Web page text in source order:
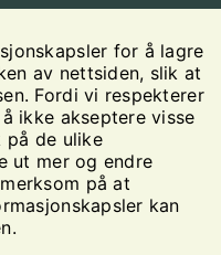
for å lagre
av nettsiden, slik at
Fordi vi respekterer
ikke akseptere visse
på de ulike
ut mer og endre
på at
kan